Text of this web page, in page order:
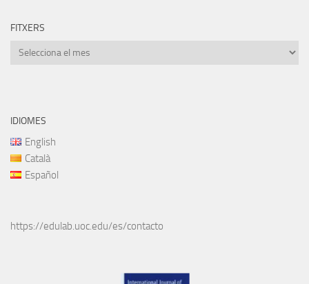
FITXERS
Fitxers
IDIOMES
English
Català
Español
https://edulab.uoc.edu/es/contacto